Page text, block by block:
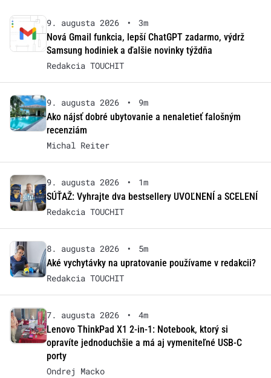
9. augusta 2026 •
3m
Nová Gmail funkcia, lepší ChatGPT zadarmo, výdrž
Samsung hodiniek a ďalšie novinky týždňa
Redakcia TOUCHIT
9. augusta 2026 •
9m
Ako nájsť dobré ubytovanie a nenaletieť falošným
recenziám
Michal Reiter
9. augusta 2026 •
1m
SÚŤAŽ: Vyhrajte dva bestsellery UVOĽNENÍ a SCELENÍ
Redakcia TOUCHIT
8. augusta 2026 •
5m
Aké vychytávky na upratovanie používame v redakcii?
Redakcia TOUCHIT
7. augusta 2026 •
4m
Lenovo ThinkPad X1 2-in-1: Notebook, ktorý si
opravíte jednoduchšie a má aj vymeniteľné USB-C
porty
Ondrej Macko